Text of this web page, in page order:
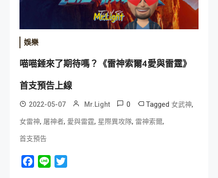
娛樂
喵喵錘來了期待嗎？《雷神索爾4愛與雷霆》
首支預告上線
2022-05-07 Mr.Light 0 Tagged 女武神,
女雷神, 屠神者, 愛與雷霆, 星際異攻隊, 雷神索爾,
首支預告
Facebook
Line